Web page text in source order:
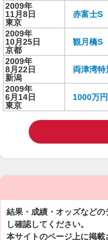
2009年
11月8日
東京
赤富士S
2009年
10月25日
京都
観月橋S
2009年
8月22日
新潟
両津湾特
2009年
6月14日
東京
1000万
結果・成績・オッズなど
し確認してください。
本サイトのページ上に掲